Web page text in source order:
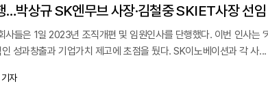
…박상규 SK엔무브 사장·김철중 SKIET사장 선임
사들은 1일 2023년 조직개편 및 임원인사를 단행했다. 이번 인사는 ‘
성과창출과 기업가치 제고에 초점을 뒀다. SK이노베이션과 각 사...
자